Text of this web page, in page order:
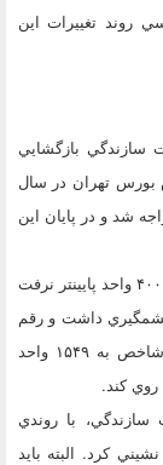
روند تغييرات اين
بازگشايي
شاخص بورس تهران در سال
اندكي كاهش مواجه شد و در پايان اين
شاخص بورس تهران در سال ۷۲ نيز كاهش يافت اما از ۴۰۰ واحد پايينتر نرفت
شد. اما سال ۷۳ صعودي چشمگيري داشت و رقم
۶۹۴ واحد را براي خود به ثبت رساند. سال ۷۴ رقم شاخص به ۱۵۴۹ واحد
با روندي
۷۶ به ۱۶۵۳ واحد عقب نشيني كرد. البته بايد